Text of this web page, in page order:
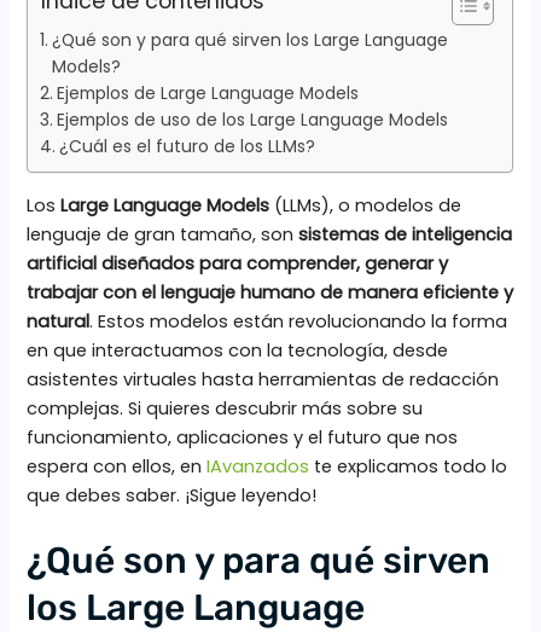
¿Qué son y para qué sirven los Large Language
Models?
Ejemplos de Large Language Models
Ejemplos de uso de los Large Language Models
¿Cuál es el futuro de los LLMs?
LosLarge Language Models (LLMs), o modelos de
lenguaje de gran tamaño, sonsistemas de inteligencia
artificial diseñados para comprender, generar y
trabajar con el lenguaje humano de manera eficiente y
natural. Estos modelos están revolucionando la forma
en que interactuamos con la tecnología, desde
asistentes virtuales hasta herramientas de redacción
complejas. Si quieres descubrir más sobre su
funcionamiento, aplicaciones y el futuro que nos
espera con ellos, enIAvanzados te explicamos todo lo
que debes saber. ¡Sigue leyendo!
¿Qué son y para qué sirven
los Large Language